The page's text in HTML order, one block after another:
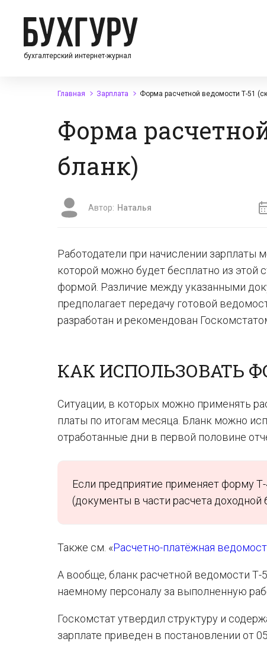
бухгалтерский интернет-журнал
Главная Зарплата Форма расчетной ведомости Т-51
Форма
бланк)
Автор: Наталья
Работодатели при начислении зарплаты
которой можно будет бесплатно из этой
формой. Различие между указанными
предполагает передачу готовой
разработан и рекомендован
КАК ИСПОЛЬЗОВАТЬ
Ситуации, в которых можно применять
платы по итогам месяца. Бланк можно
отработанные дни в первой половине
Если предприятие применяет форму
(документы в части расчета доходной
Также см. «Расчетно-платёжная
А вообще, бланк расчетной ведомости
наемному персоналу за выполненную
Госкомстат утвердил структуру и
зарплате приведен в постановлении от